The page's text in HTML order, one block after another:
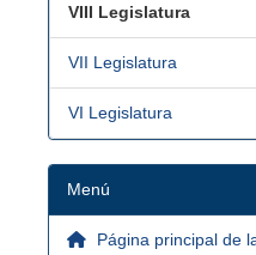
VIII Legislatura
VII Legislatura
VI Legislatura
Menú
Página principal de